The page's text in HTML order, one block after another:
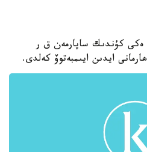
ەكى كۇندىك ساپارمەن ق ر
ايدىن ايىمبەتوۆ كەلدى.